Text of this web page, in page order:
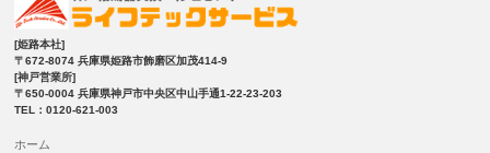
[姫路本社]
〒672-8074 兵庫県姫路市飾磨区加茂414-9
[神戸営業所]
〒650-0004 兵庫県神戸市中央区中山手通1-22-23-203
TEL：0120-621-003
ホーム